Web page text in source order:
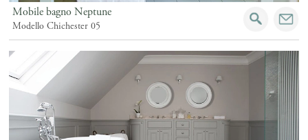
Mobile bagno Neptune
Modello Chichester 05